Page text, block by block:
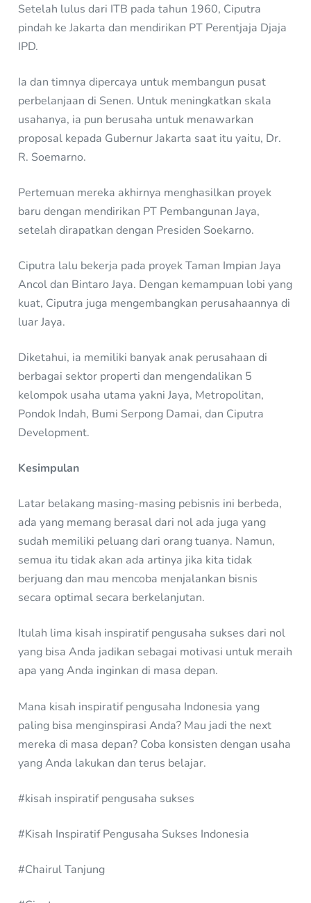
Setelah lulus dari ITB pada tahun 1960, Ciputra
pindah ke Jakarta dan mendirikan PT Perentjaja Djaja
IPD.
Ia dan timnya dipercaya untuk membangun pusat
perbelanjaan di Senen. Untuk meningkatkan skala
usahanya, ia pun berusaha untuk menawarkan
proposal kepada Gubernur Jakarta saat itu yaitu, Dr.
R. Soemarno.
Pertemuan mereka akhirnya menghasilkan proyek
baru dengan mendirikan PT Pembangunan Jaya,
setelah dirapatkan dengan Presiden Soekarno.
Ciputra lalu bekerja pada proyek Taman Impian Jaya
Ancol dan Bintaro Jaya. Dengan kemampuan lobi yang
kuat, Ciputra juga mengembangkan perusahaannya di
luar Jaya.
Diketahui, ia memiliki banyak anak perusahaan di
berbagai sektor properti dan mengendalikan 5
kelompok usaha utama yakni Jaya, Metropolitan,
Pondok Indah, Bumi Serpong Damai, dan Ciputra
Development.
Kesimpulan
Latar belakang masing-masing pebisnis ini berbeda,
ada yang memang berasal dari nol ada juga yang
sudah memiliki peluang dari orang tuanya. Namun,
semua itu tidak akan ada artinya jika kita tidak
berjuang dan mau mencoba menjalankan bisnis
secara optimal secara berkelanjutan.
Itulah lima kisah inspiratif pengusaha sukses dari nol
yang bisa Anda jadikan sebagai motivasi untuk meraih
apa yang Anda inginkan di masa depan.
Mana kisah inspiratif pengusaha Indonesia yang
paling bisa menginspirasi Anda? Mau jadi the next
mereka di masa depan? Coba konsisten dengan usaha
yang Anda lakukan dan terus belajar.
#kisah inspiratif pengusaha sukses
#Kisah Inspiratif Pengusaha Sukses Indonesia
#Chairul Tanjung